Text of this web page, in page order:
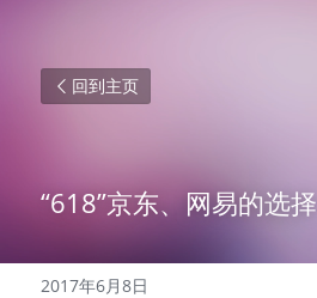
回到主页
“618”京东、网易的选择
2017年6月8日